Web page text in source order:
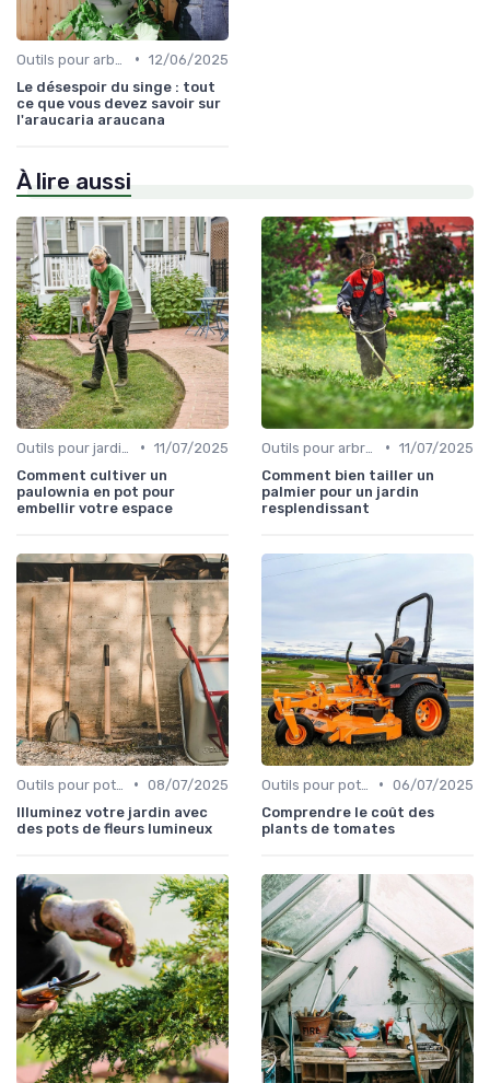
• 12/06/2025
Le désespoir du singe : tout
ce que vous devez savoir sur
l'araucaria araucana
À lire aussi
• 11/07/2025
Comment cultiver un
paulownia en pot pour
embellir votre espace
• 11/07/2025
Comment bien tailler un
palmier pour un jardin
resplendissant
• 08/07/2025
Illuminez votre jardin avec
des pots de fleurs lumineux
• 06/07/2025
Comprendre le coût des
plants de tomates